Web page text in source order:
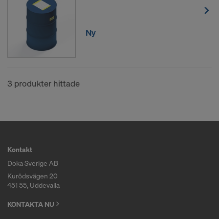
Ny
3 produkter hittade
Kontakt
Doka Sverige AB
Kurödsvägen 20
451 55, Uddevalla
KONTAKTA NU
Vi vill informera om att med domen från den 16 juli
2020 (Europadomstolen C-311/18, dom ”Schrems
II”) upphävs det beslut om adekvat skyddsnivå,
vilket tillät överföring av personuppgifter till USA.
Därför erbjuder USA som tredje land ingen adekvat
Risken att överföra dina personuppgifter till USA är
kontroll och övervakning och att du i stor
tillvägagångssättet för myndigheter i USA.
Personuppgifter som vi överför till USA, är i
synnerhet IP-adresser (”Internet-Protokoll-adress”).
Vi arbetar tillsammans med följande mottagare via